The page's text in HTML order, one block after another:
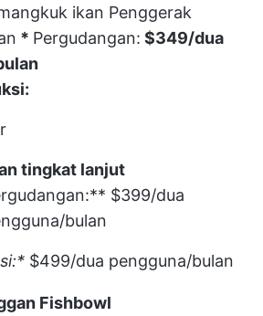
ikan Penggerak
* Pergudangan: $349/dua
tingkat lanjut
$399/dua
bulan
$499/dua pengguna/bulan
Fishbowl